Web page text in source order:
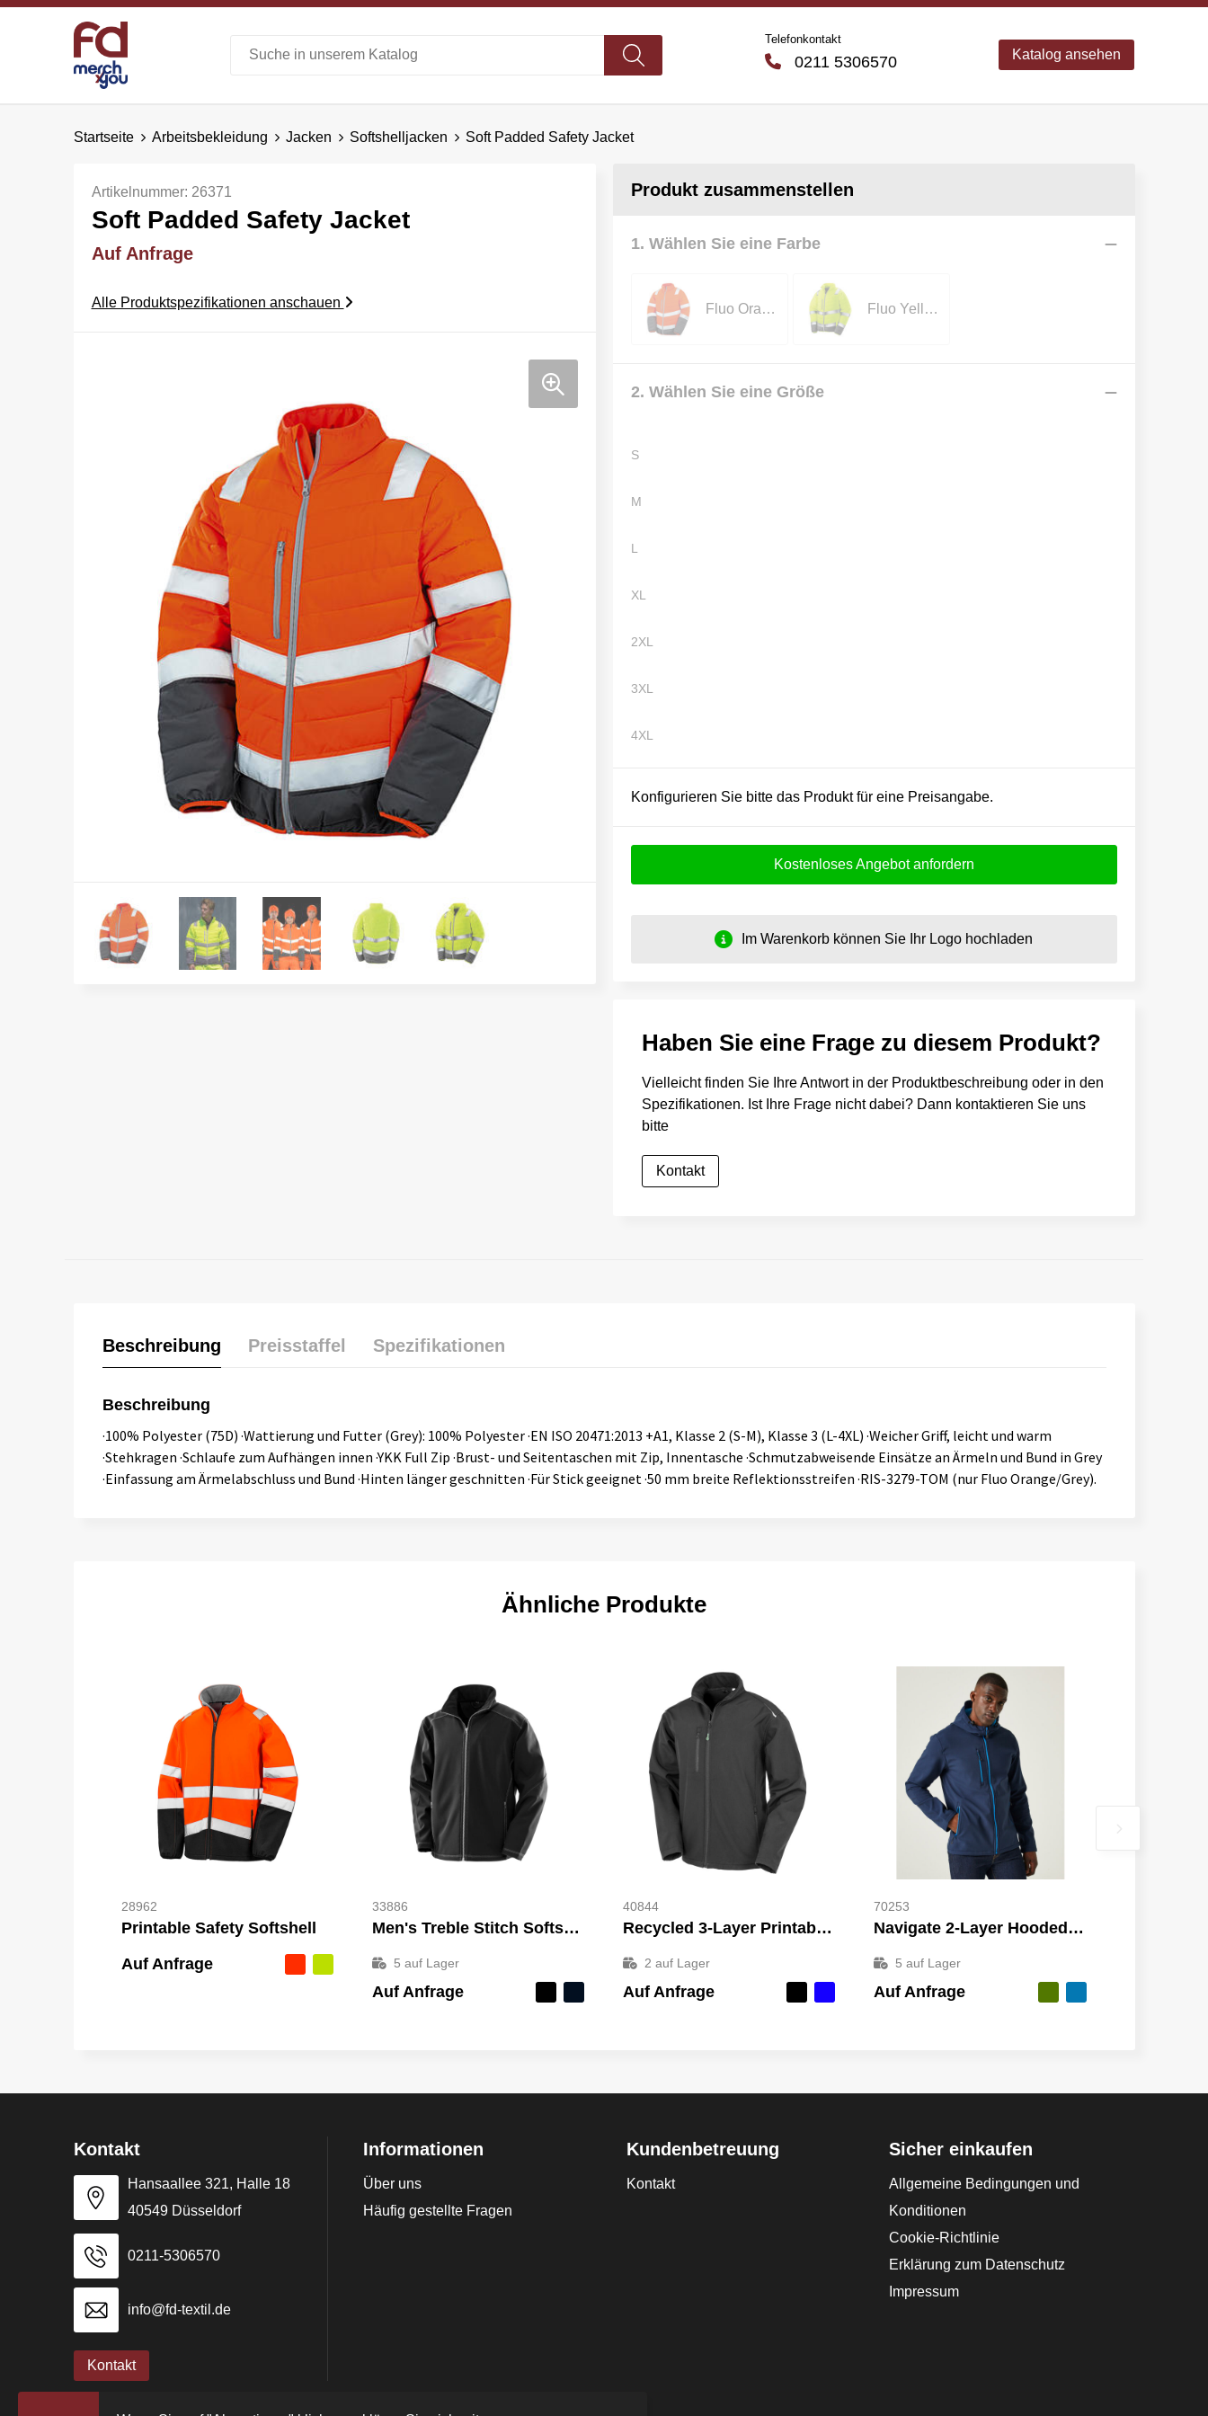
Telefonkontakt
0211 5306570 Katalog ansehen
Startseite Arbeitsbekleidung Jacken Softshelljacken Soft Padded Safety Jacket
Artikelnummer: 26371
Soft Padded Safety Jacket
Auf Anfrage
Alle Produktspezifikationen anschauen
Produkt zusammenstellen
1. Wählen Sie eine Farbe
Fluo Orange/Grey Fluo Yellow/Grey
2. Wählen Sie eine Größe
S
M
L
XL
2XL
3XL
4XL
Konfigurieren Sie bitte das Produkt für eine Preisangabe.
Kostenloses Angebot anfordern
Im Warenkorb können Sie Ihr Logo hochladen
Haben Sie eine Frage zu diesem Produkt?
Vielleicht finden Sie Ihre Antwort in der Produktbeschreibung oder in den
Spezifikationen. Ist Ihre Frage nicht dabei? Dann kontaktieren Sie uns
bitte
Kontakt
Beschreibung Preisstaffel Spezifikationen
Beschreibung
·100% Polyester (75D) ·Wattierung und Futter (Grey): 100% Polyester ·EN ISO 20471:2013 +A1, Klasse 2 (S-M), Klasse 3 (L-4XL) ·Weicher Griff, leicht und warm
·Stehkragen ·Schlaufe zum Aufhängen innen ·YKK Full Zip ·Brust- und Seitentaschen mit Zip, Innentasche ·Schmutzabweisende Einsätze an Ärmeln und Bund in Grey
·Einfassung am Ärmelabschluss und Bund ·Hinten länger geschnitten ·Für Stick geeignet ·50 mm breite Reflektionsstreifen ·RIS-3279-TOM (nur Fluo Orange/Grey).
Ähnliche Produkte
28962
Printable Safety Softshell
Auf Anfrage
33886
Men's Treble Stitch Softshell
5 auf Lager
Auf Anfrage
40844
Recycled 3-Layer Printable Softshell Jacket
2 auf Lager
Auf Anfrage
70253
Navigate 2-Layer Hooded Softshell Jacket
5 auf Lager
Auf Anfrage
Kontakt
Hansaallee 321, Halle 18
40549 Düsseldorf
0211-5306570
info@fd-textil.de
Kontakt
Informationen
Über uns
Häufig gestellte Fragen
Kundenbetreuung
Kontakt
Sicher einkaufen
Allgemeine Bedingungen und
Konditionen
Cookie-Richtlinie
Erklärung zum Datenschutz
Impressum